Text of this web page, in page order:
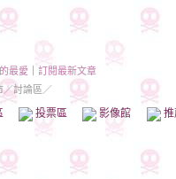
最愛
訂閱最新文章
／討論區／
投票區 影像館